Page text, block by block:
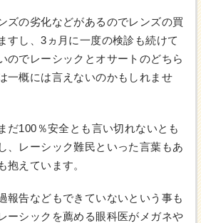
ズの劣化などがあるのでレンズの買
すし、3ヵ月に一度の検診も続けて
のでレーシックとオサートのどちら
一概には言えないのかもしれませ
だ100％安全とも言い切れないとも
、レーシック難民といった言葉もあ
抱えています。
報告などもできていないという事も
ーシックを薦める眼科医がメガネや